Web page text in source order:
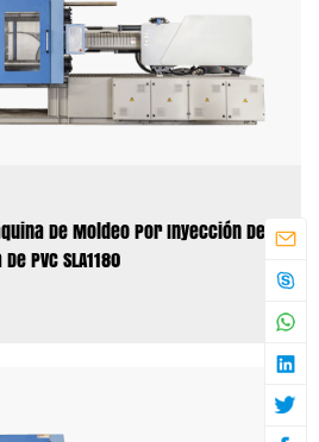
De Moldeo Por Inyección De
PVC SLA1180